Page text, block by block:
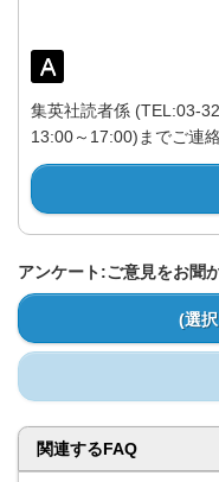
集英社読者係 (TEL:03-
13:00～17:00)までご連絡
アンケート:ご意見をお聞
(選
関連するFAQ